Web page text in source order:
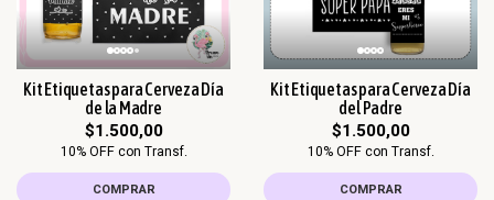
Kit Etiquetas para Cerveza Día
de la Madre
$1.500,00
10% OFF con Transf.
COMPRAR
Kit Etiquetas para Cerveza Día
del Padre
$1.500,00
10% OFF con Transf.
COMPRAR